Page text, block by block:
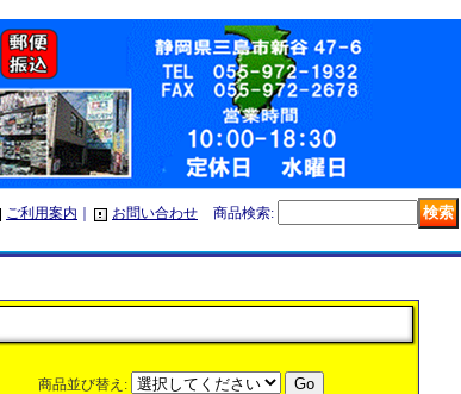
ご利用案内 お問い合わせ 商品検索:
商品並び替え :